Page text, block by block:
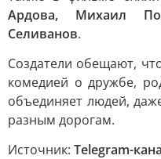
Ардова, Михаил
Селиванов.
Создатели обещают,
комедией о дружбе,
объединяет людей,
разным дорогам.
Источник: Telegram-